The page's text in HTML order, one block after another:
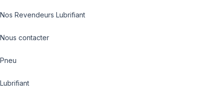
Nos Revendeurs Lubrifiant
Nous contacter
Pneu
Lubrifiant